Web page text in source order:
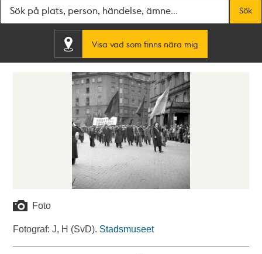
Sök
Visa vad som finns nära mig
Foto
Fotograf: J, H (SvD). Stadsmuseet